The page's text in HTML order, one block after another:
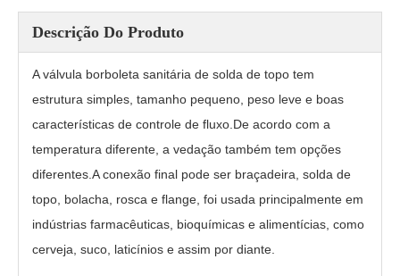
Descrição Do Produto
A válvula borboleta sanitária de solda de topo tem
estrutura simples, tamanho pequeno, peso leve e boas
características de controle de fluxo.De acordo com a
temperatura diferente, a vedação também tem opções
diferentes.A conexão final pode ser braçadeira, solda de
topo, bolacha, rosca e flange, foi usada principalmente em
indústrias farmacêuticas, bioquímicas e alimentícias, como
cerveja, suco, laticínios e assim por diante.